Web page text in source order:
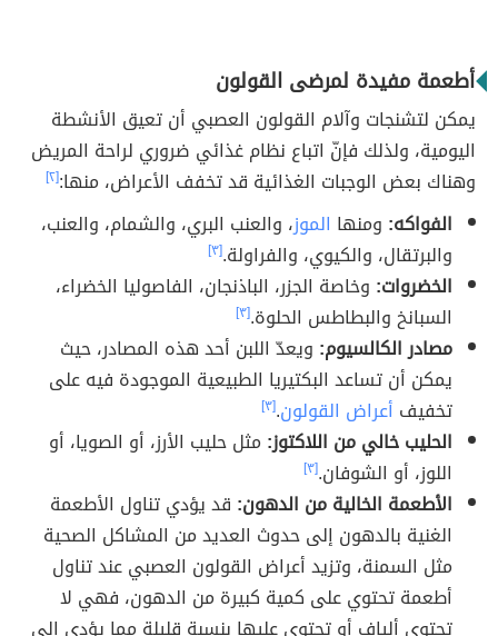
أطعمة مفيدة لمرضى القولون
يمكن لتشنجات وآلام القولون العصبي أن تعيق الأنشطة
اليومية، ولذلك فإنّ اتباع نظام غذائي ضروري لراحة المريض
وهناك بعض الوجبات الغذائية قد تخفف الأعراض، منها:[٢]
الفواكه: ومنها الموز، والعنب البري، والشمام، والعنب،
والبرتقال، والكيوي، والفراولة.[٣]
الخضروات: وخاصة الجزر، الباذنجان، الفاصوليا الخضراء،
السبانخ والبطاطس الحلوة.[٣]
مصادر الكالسيوم: ويعدّ اللبن أحد هذه المصادر، حيث
يمكن أن تساعد البكتيريا الطبيعية الموجودة فيه على
تخفيف أعراض القولون.[٣]
الحليب خالي من اللاكتوز: مثل حليب الأرز، أو الصويا، أو
اللوز، أو الشوفان.[٣]
الأطعمة الخالية من الدهون: قد يؤدي تناول الأطعمة
الغنية بالدهون إلى حدوث العديد من المشاكل الصحية
مثل السمنة، وتزيد أعراض القولون العصبي عند تناول
أطعمة تحتوي على كمية كبيرة من الدهون، فهي لا
تحتوي ألياف أو تحتوي عليها بنسبة قليلة مما يؤدي إلى